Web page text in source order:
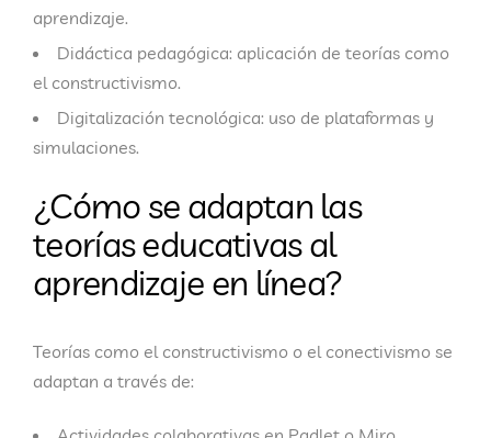
aprendizaje.
Didáctica pedagógica: aplicación de teorías como
el constructivismo.
Digitalización tecnológica: uso de plataformas y
simulaciones.
¿Cómo se adaptan las
teorías educativas al
aprendizaje en línea?
Teorías como el constructivismo o el conectivismo se
adaptan a través de: